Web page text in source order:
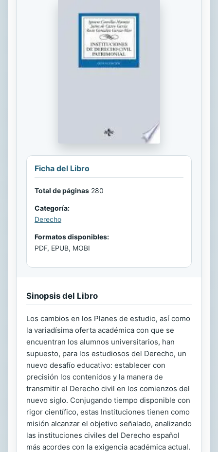
Ficha del Libro
Total de páginas 280
Categoría:
Derecho
Formatos disponibles:
PDF, EPUB, MOBI
Sinopsis del Libro
Los cambios en los Planes de estudio, así como
la variadísima oferta académica con que se
encuentran los alumnos universitarios, han
supuesto, para los estudiosos del Derecho, un
nuevo desafío educativo: establecer con
precisión los contenidos y la manera de
transmitir el Derecho civil en los comienzos del
nuevo siglo. Conjugando tiempo disponible con
rigor científico, estas Instituciones tienen como
misión alcanzar el objetivo señalado, analizando
las instituciones civiles del Derecho español
más acordes con la exigencia académica actual.